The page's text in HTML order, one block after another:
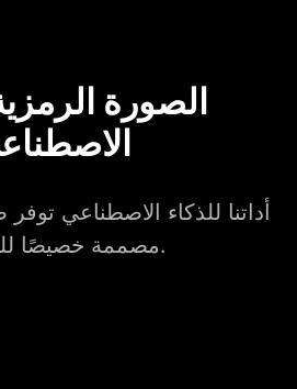
الصورة
أداتنا للذكاء الاصطناعي
مصممة خصيصًا للتسويق.